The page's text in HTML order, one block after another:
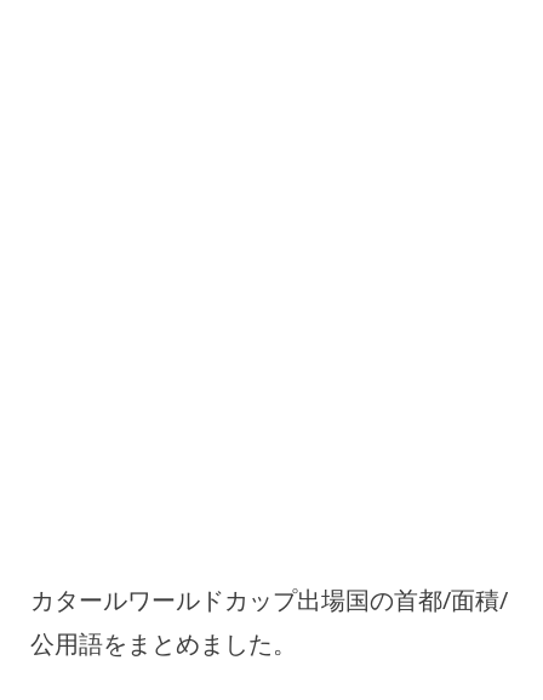
カタールワールドカップ出場国の首都/面積/
公用語をまとめました。